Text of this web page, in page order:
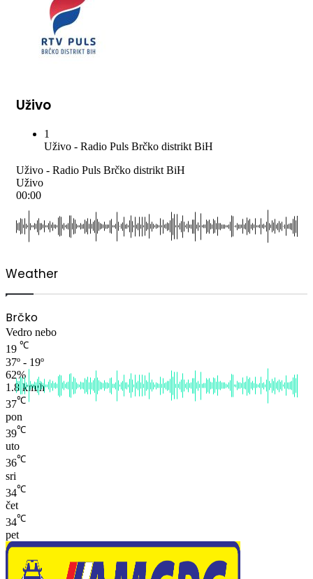
Uživo
1
Uživo - Radio Puls Brčko distrikt BiH
Uživo - Radio Puls Brčko distrikt BiH
Uživo
00:00
Weather
Brčko
Vedro nebo
19 ℃
37º - 19º
62%
1.8 km/h
37℃
pon
39℃
uto
36℃
sri
34℃
čet
34℃
pet